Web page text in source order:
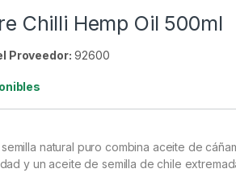
Chilli Hemp Oil 500ml
Proveedor: 92600
natural puro combina aceite de
y un aceite de semilla de chile